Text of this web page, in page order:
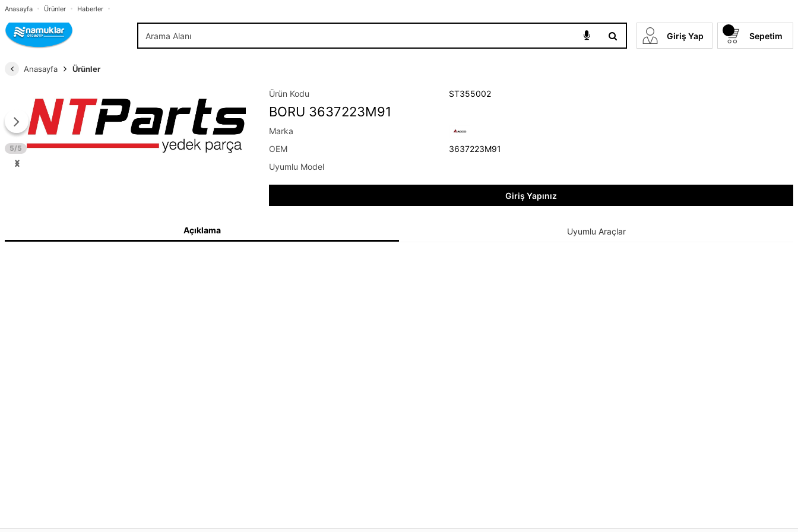
Anasayfa Ürünler Haberler
Giriş Yap Sepetim
Anasayfa Ürünler
5/5
ST355002
3637223M91
BORU 3637223M91
Giriş Yapınız
Açıklama Uyumlu Araçlar